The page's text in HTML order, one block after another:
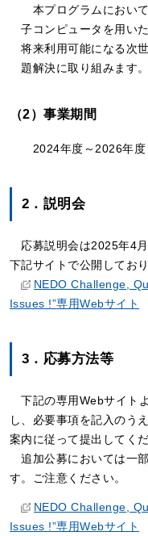
本プログラムにおい
子コンピュータを用い
将来利用可能になる次
題解決に取り組みます。
（2）事業期間
2024年度～2026年度
2．説明会
応募説明会は2025年4
下記サイトで公開しており
NEDO Challenge,
Issues !”専用Webサイト
3．応募方法等
下記の専用Webサイト
し、必要事項を記入のう
案内に従って提出してくだ
追加公募においては一
す。ご注意ください。
NEDO Challenge,
Issues !”専用Webサイト